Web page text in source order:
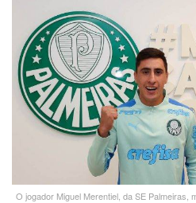
O jogador Miguel Merentiel, da SE Palmeiras,